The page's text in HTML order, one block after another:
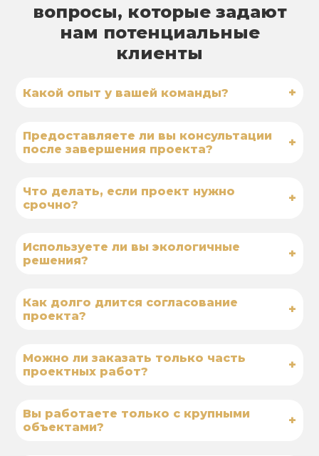
вопросы, которые задают
нам потенциальные
клиенты
Какой опыт у вашей команды? +
Предоставляете ли вы консультации
после завершения проекта?
+
Что делать, если проект нужно
срочно?
+
Используете ли вы экологичные
решения?
+
Как долго длится согласование
проекта?
+
Можно ли заказать только часть
проектных работ?
+
Вы работаете только с крупными
объектами?
+